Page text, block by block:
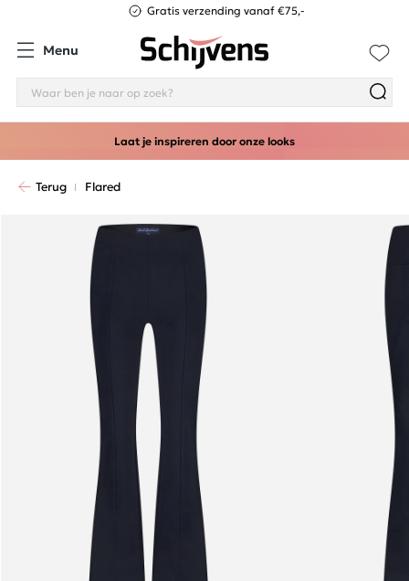
Gratis verzending vanaf €75,-
Menu
Laat je inspireren door onze looks
Terug Flared